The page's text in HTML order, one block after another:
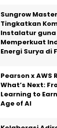
Sungrow
Tingkatkan
Instalatur guna
Memperkuat
Energi Surya di
Pearson x AWS
What’s Next:
Learning to
Age of AI